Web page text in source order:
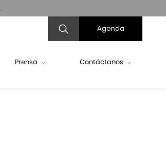
Agenda
Prensa Contáctanos